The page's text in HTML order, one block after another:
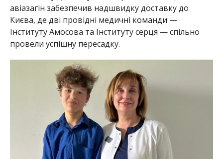
авіазагін забезпечив надшвидку доставку до
Києва, де дві провідні медичні команди —
Інституту Амосова та Інституту серця — спільно
провели успішну пересадку.